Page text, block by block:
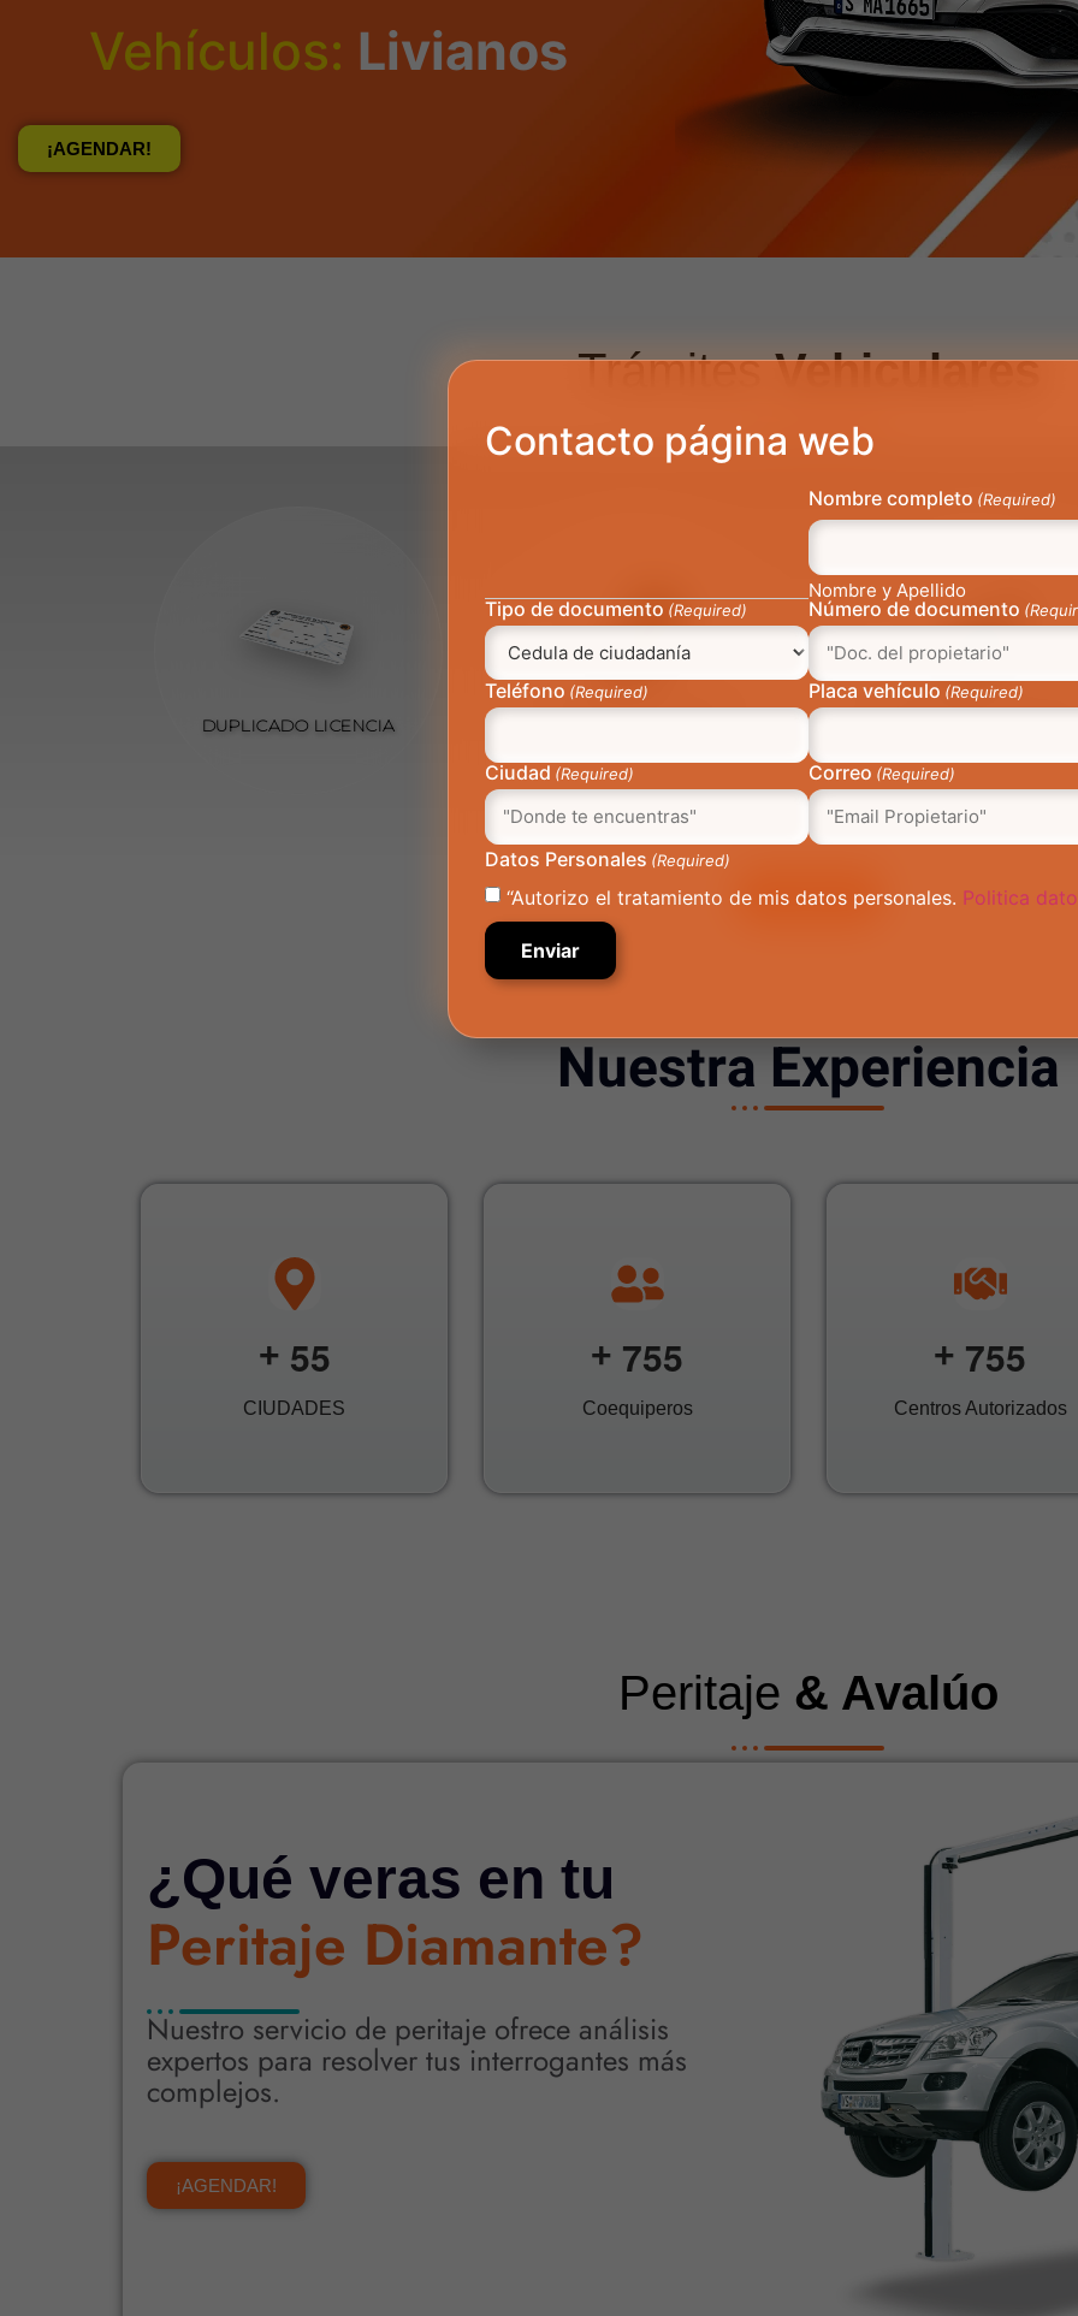
Vehículos: Pesados
¡AGENDAR!
TrámitesVehiculares
DUPLICADO LICENCIA
INSCRIPCIÓN PRENDA LEVANTAMIENTO
¡Agendar!
Nuestra Experiencia
+ 55
CIUDADES
+ 755
Coequiperos
+ 755
Centros Autorizados
Peritaje & Avalúo
¿Qué veras en tu
Peritaje Diamante?
Nuestro servicio de peritaje ofrece análisis
expertos para resolver tus interrogantes más
complejos.
¡AGENDAR!
Contacto página web
Nombre completo (Required)
Nombre y Apellido
Tipo de documento (Required) Número de documento
Teléfono (Required) Placa vehículo (Required)
Ciudad (Required) Correo (Required)
Datos Personales (Required)
“Autorizo el tratamiento de mis datos personales. Politica